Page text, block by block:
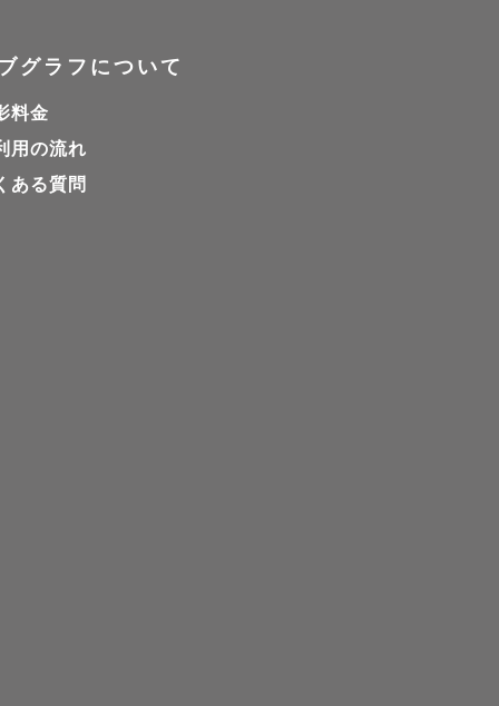
グラフについて
料金
用の流れ
ある質問